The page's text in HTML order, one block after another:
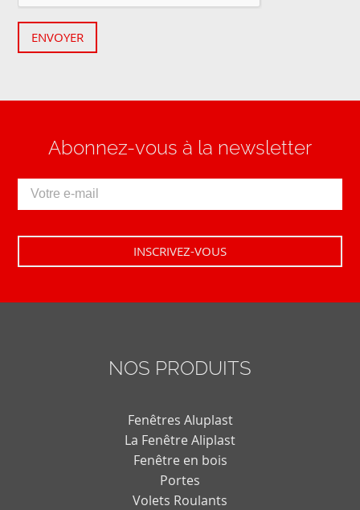
ENVOYER
Abonnez-vous à la newsletter
NOS PRODUITS
Fenêtres Aluplast
La Fenêtre Aliplast
Fenêtre en bois
Portes
Volets Roulants